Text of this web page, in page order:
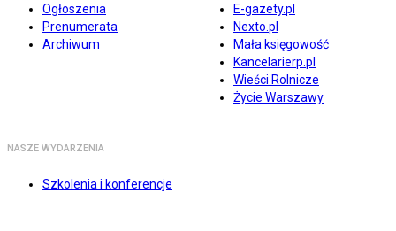
Ogłoszenia
Prenumerata
Archiwum
E-gazety.pl
Nexto.pl
Mała księgowość
Kancelarierp.pl
Wieści Rolnicze
Życie Warszawy
NASZE WYDARZENIA
Szkolenia i konferencje